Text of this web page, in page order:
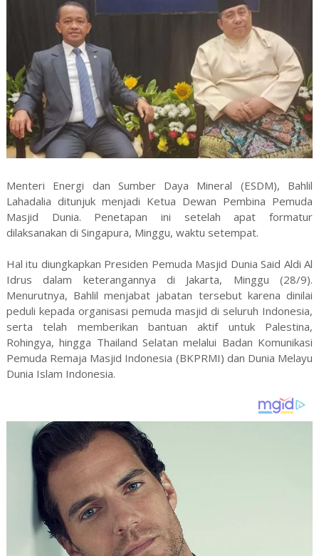
Menteri Energi dan Sumber Daya Mineral (ESDM), Bahlil
Lahadalia ditunjuk menjadi Ketua Dewan Pembina Pemuda
Masjid Dunia. Penetapan ini setelah apat formatur
dilaksanakan di Singapura, Minggu, waktu setempat.
Hal itu diungkapkan Presiden Pemuda Masjid Dunia Said Aldi Al
Idrus dalam keterangannya di Jakarta, Minggu (28/9).
Menurutnya, Bahlil menjabat jabatan tersebut karena dinilai
peduli kepada organisasi pemuda masjid di seluruh Indonesia,
serta telah memberikan bantuan aktif untuk Palestina,
Rohingya, hingga Thailand Selatan melalui Badan Komunikasi
Pemuda Remaja Masjid Indonesia (BKPRMI) dan Dunia Melayu
Dunia Islam Indonesia.